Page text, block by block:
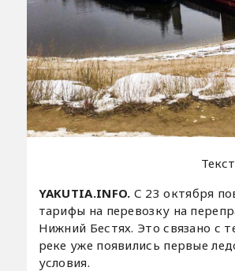
YAKUTIA.INFO. С 23 октября
тарифы на перевозку на
Нижний Бестях. Это связано с
реке уже появились первые
условия.